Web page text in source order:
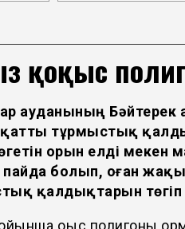
қоқыс
ауданының
қатты тұрмыстық
орын елді
пайда болып, оған
қалдықтарын төгіп